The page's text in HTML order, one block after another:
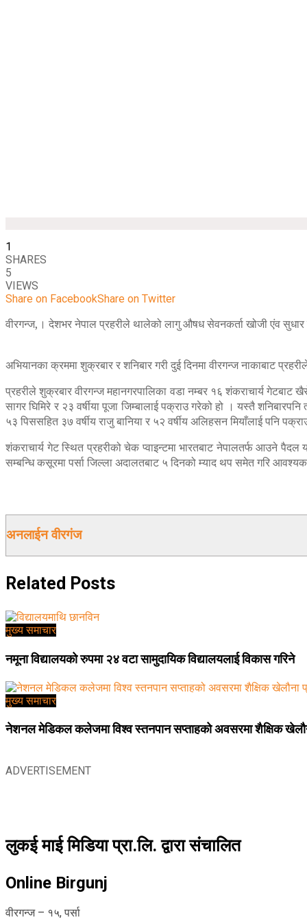
1
SHARES
5
VIEWS
Share on FacebookShare on Twitter
वीरगन्ज,। देशभर नेपाल प्रहरीले थालेको लागु औषध सेवनकर्ता खोजी एंव सुधार
अभियानका क्रममा शुक्रबार र शनिबार गरी दुई दिनमा वीरगन्ज नाकाबाट
प्रहरीले शुक्रबार वीरगन्ज महानगरपालिका वडा नम्बर १६ शंकराचार्य गेटबाट
सागर घिमिरे र २३ वर्षीया पूजा जिम्बालाई पक्राउ गरेको हो । यस्तै
५३ पिससहित ३७ वर्षीय राजु बानिया र ५२ वर्षीय अलिहसन मियाँलाई पनि
शंकराचार्य गेट स्थित प्रहरीको चेक प्वाइन्टमा भारतबाट नेपालतर्फ आउने
सम्बन्धि कसूरमा पर्सा जिल्ला अदालतबाट ५ दिनको म्याद थप समेत गरि
अनलाईन वीरगंज
Related Posts
मुख्य समाचार
नमूना विद्यालयको रुपमा २४ वटा सामुदायिक विद्यालयलाई विकास गरिने
मुख्य समाचार
नेशनल मेडिकल कलेजमा विश्व स्तनपान सप्ताहको अवसरमा शैक्षिक
ADVERTISEMENT
लुकई माई मिडिया प्रा.लि. द्वारा संचालित
Online Birgunj
वीरगन्ज – १५, पर्सा